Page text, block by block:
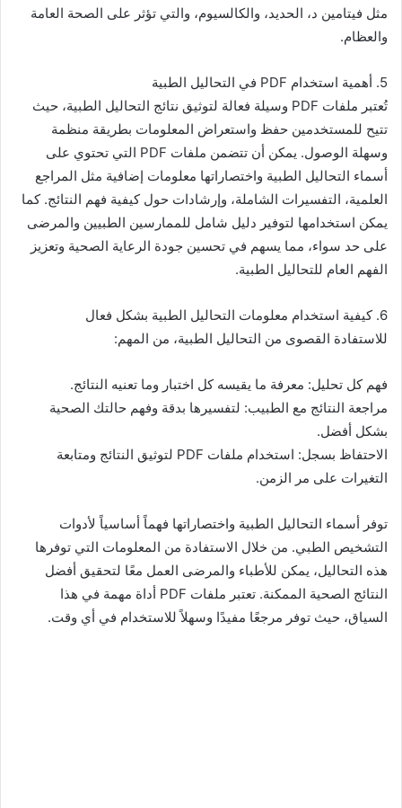
مثل فيتامين د، الحديد، والكالسيوم، والتي تؤثر على الصحة العامة
والعظام.
5. أهمية استخدام PDF في التحاليل الطبية
تُعتبر ملفات PDF وسيلة فعالة لتوثيق نتائج التحاليل الطبية، حيث
تتيح للمستخدمين حفظ واستعراض المعلومات بطريقة منظمة
وسهلة الوصول. يمكن أن تتضمن ملفات PDF التي تحتوي على
أسماء التحاليل الطبية واختصاراتها معلومات إضافية مثل المراجع
العلمية، التفسيرات الشاملة، وإرشادات حول كيفية فهم النتائج. كما
يمكن استخدامها لتوفير دليل شامل للممارسين الطبيين والمرضى
على حد سواء، مما يسهم في تحسين جودة الرعاية الصحية وتعزيز
الفهم العام للتحاليل الطبية.
6. كيفية استخدام معلومات التحاليل الطبية بشكل فعال
للاستفادة القصوى من التحاليل الطبية، من المهم:
فهم كل تحليل: معرفة ما يقيسه كل اختبار وما تعنيه النتائج.
مراجعة النتائج مع الطبيب: لتفسيرها بدقة وفهم حالتك الصحية
بشكل أفضل.
الاحتفاظ بسجل: استخدام ملفات PDF لتوثيق النتائج ومتابعة
التغيرات على مر الزمن.
توفر أسماء التحاليل الطبية واختصاراتها فهماً أساسياً لأدوات
التشخيص الطبي. من خلال الاستفادة من المعلومات التي توفرها
هذه التحاليل، يمكن للأطباء والمرضى العمل معًا لتحقيق أفضل
النتائج الصحية الممكنة. تعتبر ملفات PDF أداة مهمة في هذا
السياق، حيث توفر مرجعًا مفيدًا وسهلاً للاستخدام في أي وقت.